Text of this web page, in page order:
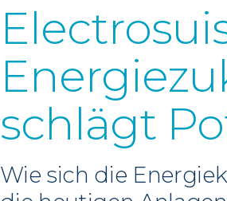
schlägt
Wie sich die